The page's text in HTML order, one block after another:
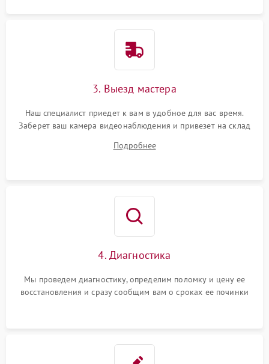
3. Выезд мастера
Наш специалист приедет к вам в удобное для вас время.
Заберет ваш камера видеонаблюдения и привезет на склад
Подробнее
4. Диагностика
Мы проведем диагностику, определим поломку и цену ее
восстановления и сразу сообщим вам о сроках ее починки